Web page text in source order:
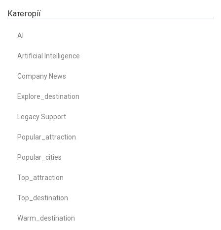
Категорії
AI
Artificial Intelligence
Company News
Explore_destination
Legacy Support
Popular_attraction
Popular_cities
Top_attraction
Top_destination
Warm_destination